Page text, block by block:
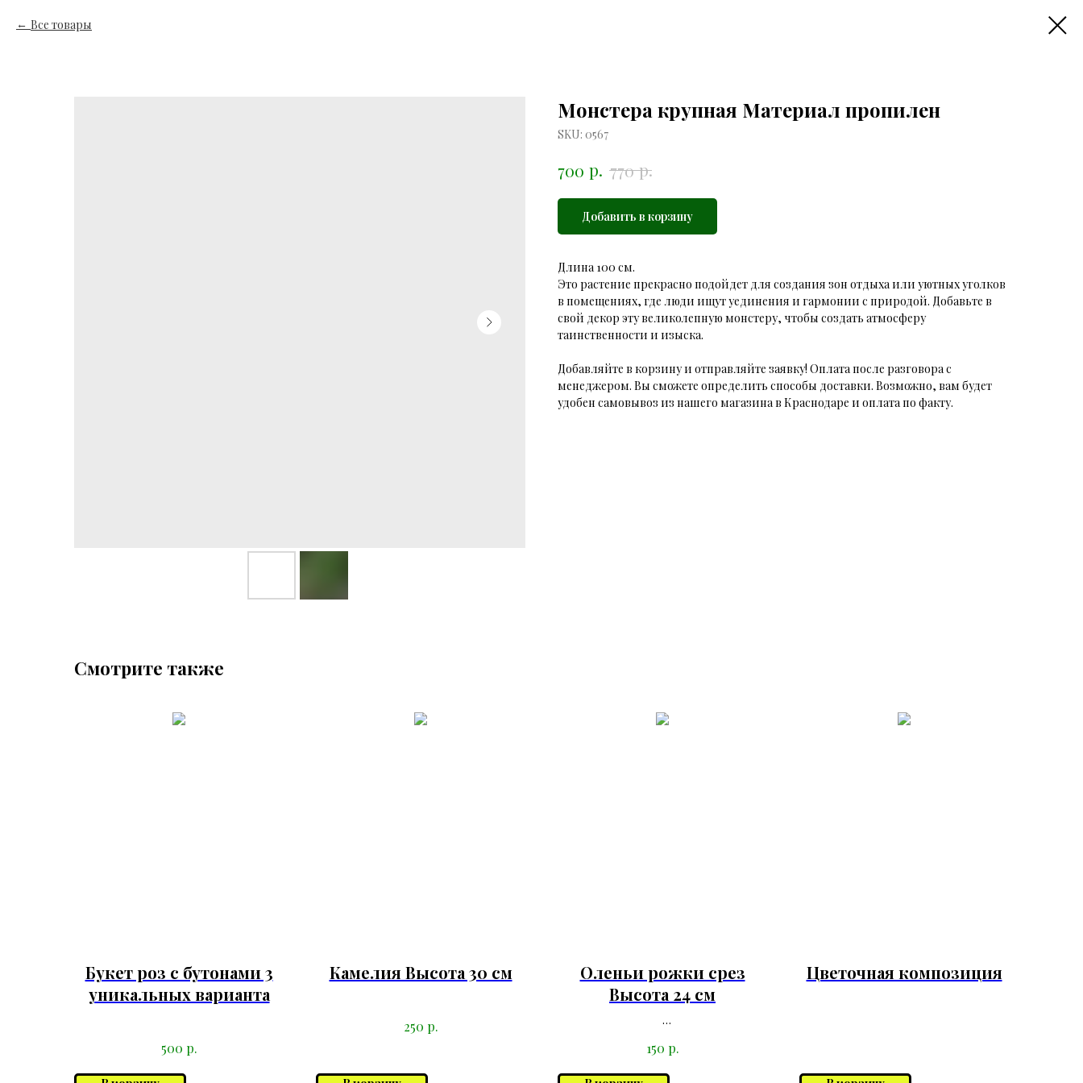
Все товары
Монстера крупная Материал пропилен
SKU: 0567
700 р. 770 р.
Добавить в корзину
Длина 100 см.
Это растение прекрасно подойдет для создания зон отдыха или уютных уголков
в помещениях, где люди ищут уединения и гармонии с природой. Добавьте в
свой декор эту великолепную монстеру, чтобы создать атмосферу
таинственности и изыска.
Добавляйте в корзину и отправляйте заявку! Оплата после разговора с
менеджером. Вы сможете определить способы доставки. Возможно, вам будет
удобен самовывоз из нашего магазина в Краснодаре и оплата по факту.
Смотрите также
Букет роз с бутонами 3
уникальных варианта
500 р.
Камелия Высота 30 см
250 р.
Оленьи рожки срез
Высота 24 см
150 р.
Цветочная композиция